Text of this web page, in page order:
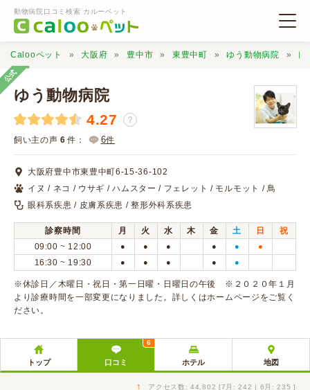
動物病院口コミ検索 カルーペット
動物病院検索
口コミ検索
Calooペットとは？
口コミ投稿
Calooペット 大阪府 豊中市 東豊中町 ゆう動物病院 口
公式
ゆう動物病院
4.27 ？
飼い主の声 6 件： 6件
大阪府豊中市東豊中町6-15-36-102
イヌ / ネコ / ウサギ / ハムスター / フェレット / モルモット / 鳥
眼科系疾患 / 皮膚系疾患 / 整形外科系疾患
診察時間 月 火 水 木 金 土 日
祝
09:00 ~ 12:00
● ● ● ● ● ●
16:30 ~ 19:30 ● ● ● ● ●
※休診日／木曜日・祝日・第一日曜・日曜日の午後 ※２０２０年１月
より診療時間を一部変更になりました。詳しくはホームページをご覧く
ださい。
トップ 口コミ
6
ホテル 地図
↑ アクセス数: 44,802 [7月: 242 | 6月: 235 ]